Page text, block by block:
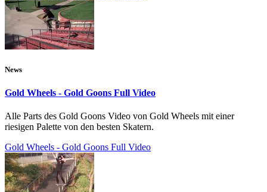
News
Gold Wheels - Gold Goons Full Video
Alle Parts des Gold Goons Video von Gold Wheels mit einer
riesigen Palette von den besten Skatern.
Gold Wheels - Gold Goons Full Video